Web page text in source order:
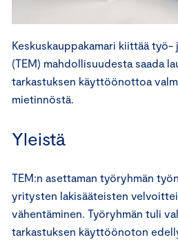
Keskuskauppakamari kiittää
(TEM) mahdollisuudesta saada
tarkastuksen käyttöönottoa
mietinnöstä.
Yleistä
TEM:n asettaman työryhmän
yritysten lakisääteisten
vähentäminen. Työryhmän tuli
tarkastuksen käyttöönoton